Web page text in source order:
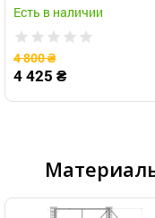
Есть в наличии
4 800 ₴
4 425 ₴